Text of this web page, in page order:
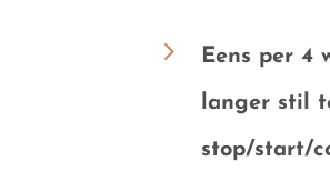
5 Eens per 4
langer stil
stop/start/